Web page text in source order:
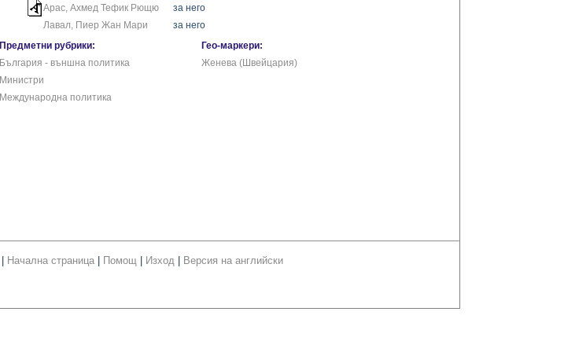
Арас, Ахмед Тефик Рющю
за него
Лавал, Пиер Жан Мари
за него
Предметни рубрики:
България - външна политика
Министри
Международна политика
Гео-маркери:
Женева (Швейцария)
Начална страница Помощ Изход Версия на английски